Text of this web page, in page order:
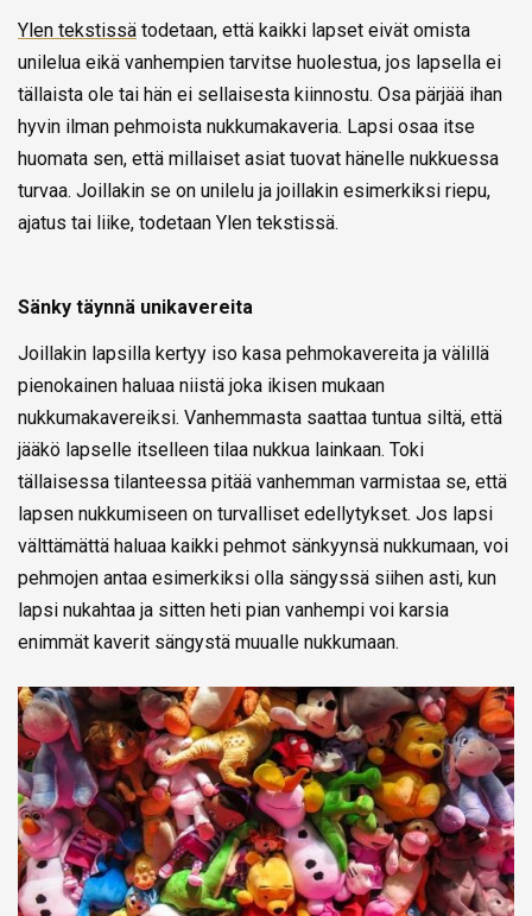
Ylen tekstissä todetaan, että kaikki lapset eivät omista
unilelua eikä vanhempien tarvitse huolestua, jos lapsella ei
tällaista ole tai hän ei sellaisesta kiinnostu. Osa pärjää ihan
hyvin ilman pehmoista nukkumakaveria. Lapsi osaa itse
huomata sen, että millaiset asiat tuovat hänelle nukkuessa
turvaa. Joillakin se on unilelu ja joillakin esimerkiksi riepu,
ajatus tai liike, todetaan Ylen tekstissä.
Sänky täynnä unikavereita
Joillakin lapsilla kertyy iso kasa pehmokavereita ja välillä
pienokainen haluaa niistä joka ikisen mukaan
nukkumakavereiksi. Vanhemmasta saattaa tuntua siltä, että
jääkö lapselle itselleen tilaa nukkua lainkaan. Toki
tällaisessa tilanteessa pitää vanhemman varmistaa se, että
lapsen nukkumiseen on turvalliset edellytykset. Jos lapsi
välttämättä haluaa kaikki pehmot sänkyynsä nukkumaan, voi
pehmojen antaa esimerkiksi olla sängyssä siihen asti, kun
lapsi nukahtaa ja sitten heti pian vanhempi voi karsia
enimmät kaverit sängystä muualle nukkumaan.